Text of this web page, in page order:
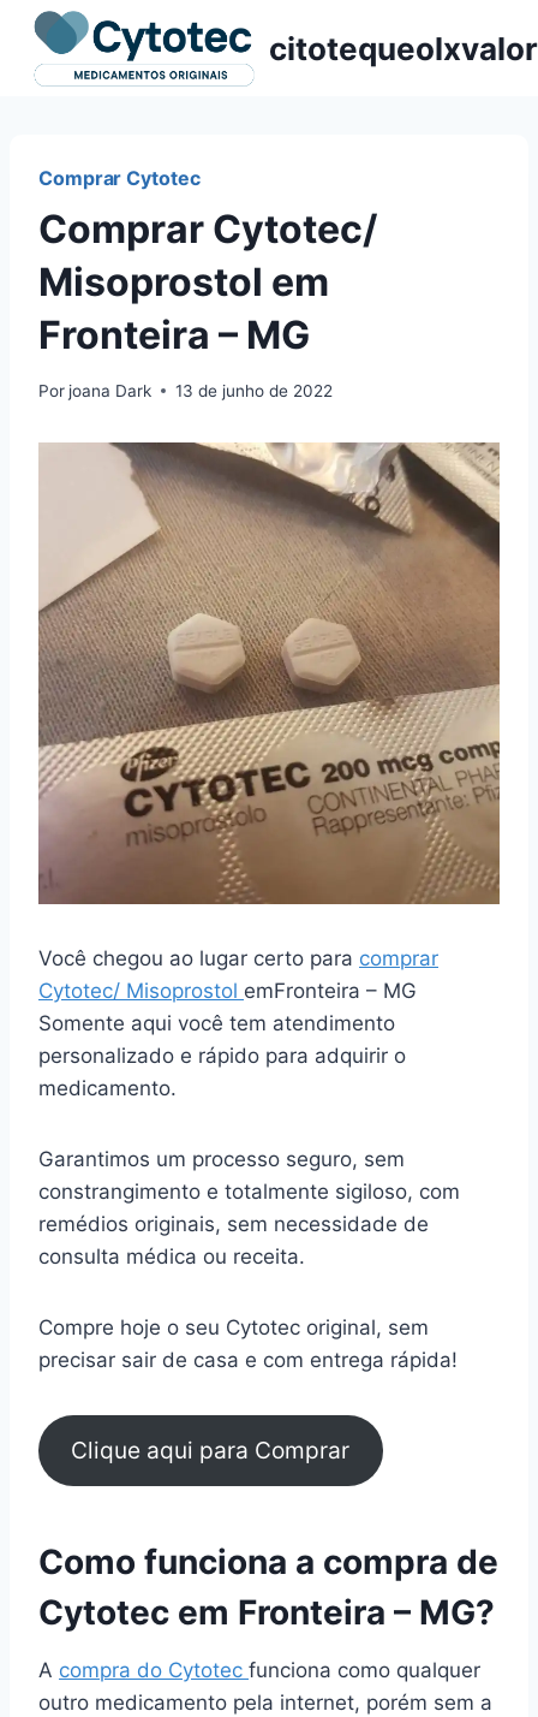
Pular
para
citotequeolxvalor
Comprar Cytotec
Comprar Cytotec/
Misoprostol em
Fronteira – MG
Por joana Dark 13 de junho de 2022
Você chegou ao lugar certo para comprar
Cytotec/ Misoprostol emFronteira – MG
Somente aqui você tem atendimento
personalizado e rápido para adquirir o
medicamento.
Garantimos um processo seguro, sem
constrangimento e totalmente sigiloso, com
remédios originais, sem necessidade de
consulta médica ou receita.
Compre hoje o seu Cytotec original, sem
precisar sair de casa e com entrega rápida!
Clique aqui para Comprar
Como funciona a compra de
Cytotec em Fronteira – MG?
A compra do Cytotec funciona como qualquer
outro medicamento pela internet, porém sem a